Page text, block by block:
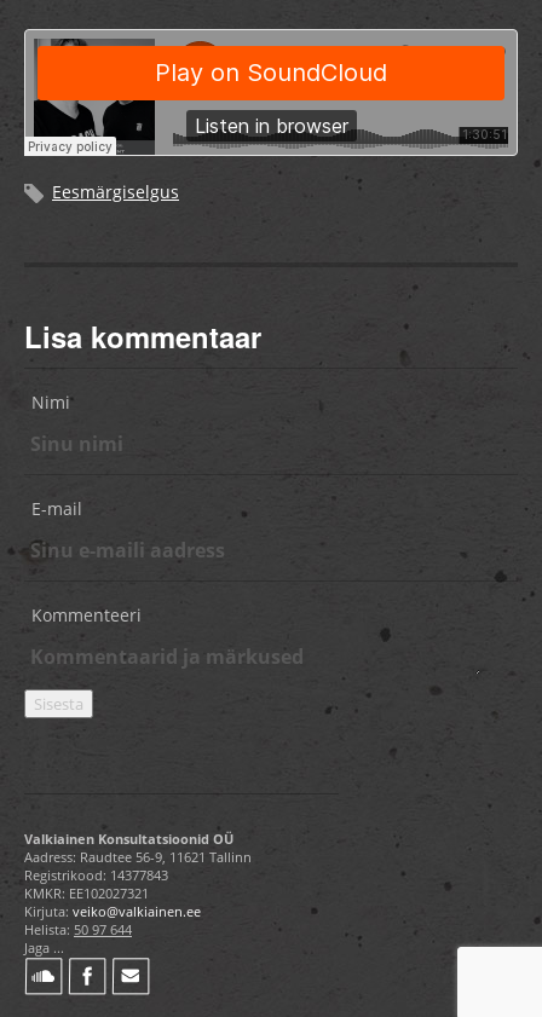
Eesmärgiselgus
Lisa kommentaar
Nimi
E-mail
Kommenteeri
Valkiainen Konsultatsioonid OÜ
Aadress: Raudtee 56-9, 11621 Tallinn
Registrikood: 14377843
KMKR: EE102027321
Kirjuta: veiko@valkiainen.ee
Helista: 50 97 644
Jaga ...